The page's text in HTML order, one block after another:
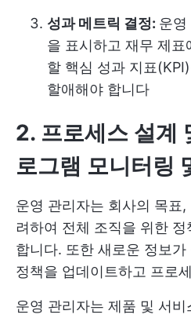
성과 메트릭 결정: 운영
을 표시하고 재무 제표
할 핵심 성과 지표
할애해야 합니다
2. 프로세스 설계
로그램 모니터링
운영 관리자는 회사의 목표
려하여 전체 조직을 위한
합니다. 또한 새로운 정보
정책을 업데이트하고 프로
운영 관리자는 제품 및 서